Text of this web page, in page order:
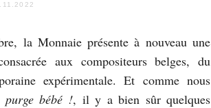
la Monnaie présente à nouveau une
aux compositeurs belges, du
expérimentale. Et comme nous
purge bébé !, il y a bien sûr quelques